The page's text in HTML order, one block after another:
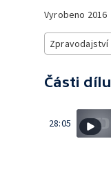
Vyrobeno 2016
Zpravodajství
Části dílu
28:05